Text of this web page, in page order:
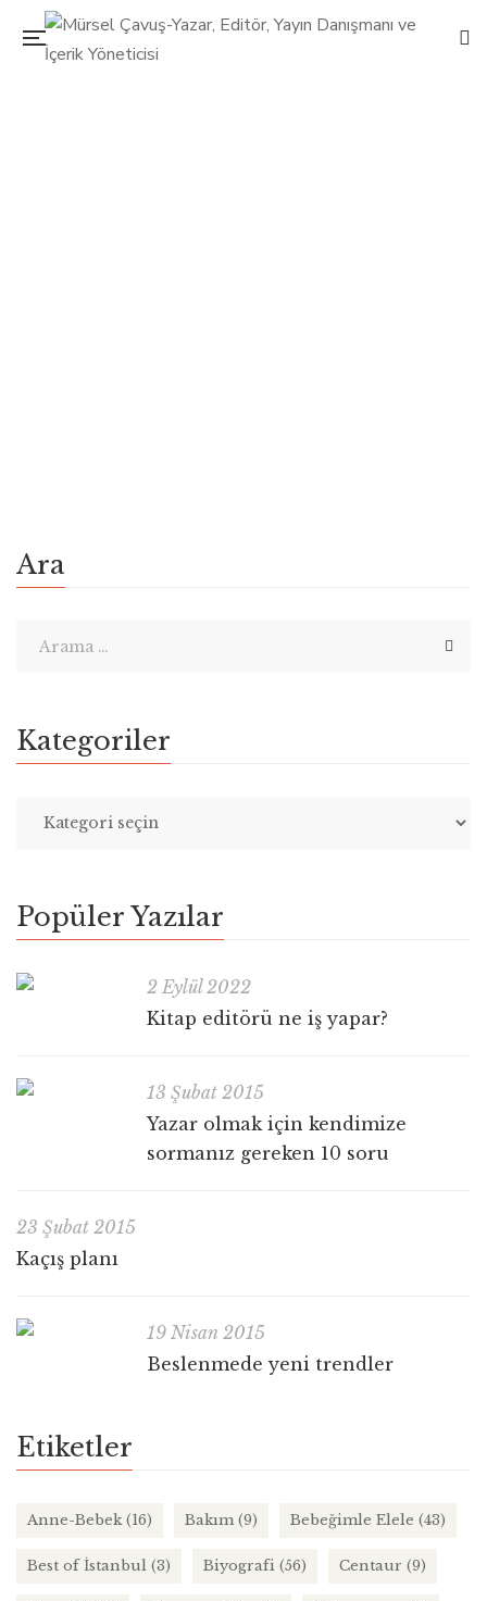
Ara
Kategoriler
Popüler Yazılar
2 Eylül 2022
Kitap editörü ne iş yapar?
13 Şubat 2015
Yazar olmak için kendimize
sormanız gereken 10 soru
23 Şubat 2015
Kaçış planı
19 Nisan 2015
Beslenmede yeni trendler
Etiketler
Anne-Bebek(16) Bakım (9) Bebeğimle Elele (43)
Best of İstanbul (3) Biyografi (56) Centaur (9)